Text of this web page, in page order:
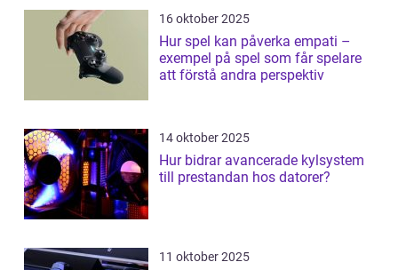
16 oktober 2025
Hur spel kan påverka empati –
exempel på spel som får spelare
att förstå andra perspektiv
14 oktober 2025
Hur bidrar avancerade kylsystem
till prestandan hos datorer?
11 oktober 2025